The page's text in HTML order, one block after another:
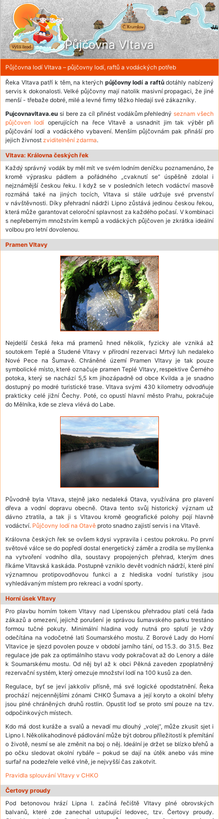
Půjčovna Vltava
Půjčovna lodí Vltava – půjčovny lodí, raftů a vodáckých potřeb
Řeka Vltava patří k těm, na kterých půjčovny lodí a raftůdotáhly nabízený
servis k dokonalosti. Velké půjčovny mají natolik masivní propagaci, že jiné
menší - třebaže dobré, milé a levné firmy těžko hledají své zákazníky.
Pujcovnavltava.eu si bere za cíl přinést vodákům přehlednýseznam všech
půjčoven lodí operujících na řece Vltavě a usnadnit jim tak výběr při
půjčování lodí a vodáckého vybavení. Menším půjčovnám pak přináší pro
jejich živnost zviditelnění zdarma.
Vltava: Královna českých řek
Každý správný vodák by měl mít ve svém lodním deníčku poznamenáno, že
kromě výprasku pádlem a pořádného „cvaknutí se“ úspěšně zdolal i
nejznámější českou řeku. I když se v posledních letech vodáctví masově
rozmáhá také na jiných tocích, Vltava si stále udržuje své prvenství
v návštěvnosti. Díky přehradní nádrži Lipno zůstává jedinou českou řekou,
která může garantovat celoroční splavnost za každého počasí. V kombinaci
s nepřeberným množstvím kempů a vodáckých půjčoven je zkrátka ideální
volbou pro letní dovolenou.
Pramen Vltavy
Nejdelší česká řeka má pramenů hned několik, fyzicky ale vzniká až
soutokem Teplé a Studené Vltavy v přírodní rezervaci Mrtvý luh nedaleko
Nové Pece na Šumavě. Chráněné území Pramen Vltavy je tak pouze
symbolické místo, které označuje pramen Teplé Vltavy, respektive Černého
potoka, který se nachází 5,5 km jihozápadně od obce Kvilda a je snadno
dostupný po modré turistické trase. Vltava svými 430 kilometry odvodňuje
prakticky celé jižní Čechy. Poté, co opustí hlavní město Prahu, pokračuje
do Mělníka, kde se zleva vlévá do Labe.
Původně byla Vltava, stejně jako nedaleká Otava, využívána pro plavení
dřeva a vodní dopravu obecně. Otava tento svůj historický význam už
dávno ztratila, a tak ji s Vltavou kromě geografické polohy pojí hlavně
vodáctví. Půjčovny lodí na Otavě proto snadno zajistí servis i na Vltavě.
Královna českých řek se ovšem kdysi vypravila i cestou pokroku. Po první
světové válce se do popředí dostal energetický záměr a zrodila se myšlenka
na vytvoření vodního díla, soustavy propojených přehrad, kterým dnes
říkáme Vltavská kaskáda. Postupně vzniklo devět vodních nádrží, které plní
významnou protipovodňovou funkci a z hlediska vodní turistiky jsou
vyhledávaným místem pro rekreaci a vodní sporty.
Horní úsek Vltavy
Pro plavbu horním tokem Vltavy nad Lipenskou přehradou platí celá řada
zákazů a omezení, jejichž porušení je správou šumavského parku trestáno
formou tučné pokuty. Minimální hladina vody nutná pro splutí je vždy
odečítána na vodočetné lati Soumarského mostu. Z Borové Lady do Horní
Vltavice je sjezd povolen pouze v období jarního tání, od 15.3. do 31.5. Bez
regulace jde pak za optimálního stavu vody pokračovat až do Lenory a dále
k Soumarskému mostu. Od něj byl až k obci Pěkná zaveden zpoplatněný
rezervační systém, který omezuje množství lodí na 100 kusů za den.
Regulace, byť se jeví jakkoliv přísně, má své logické opodstatnění. Řeka
prochází nejcennějšími zónami CHKO Šumava a její koryto a okolní břehy
jsou plné chráněných druhů rostlin. Opustit loď se proto smí pouze na tzv.
odpočinkových místech.
Kdo má dost kuráže a svalů a nevadí mu dlouhý „volej“, může zkusit sjet i
Lipno I. Několikahodinové pádlování může být dobrou příležitostí k přemítání
o životě, nesmí se ale změnit na boj o něj. Ideální je držet se blízko břehů a
po očku sledovat okolní rybáře – pokud se dají na útěk anebo vás mine
surfař na podezřele velké vlně, je nejvyšší čas zakotvit.
Pravidla splouvání Vltavy v CHKO
Čertovy proudy
Pod betonovou hrází Lipna I. začíná řečiště Vltavy plné obrovských
balvanů, které zde zanechal ustupující ledovec, tzv. Čertovy proudy.